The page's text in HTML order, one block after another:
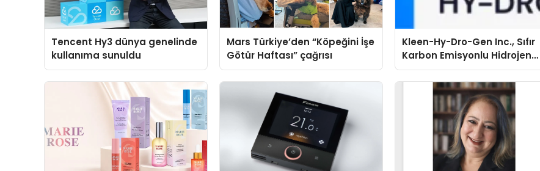
Tencent Hy3 dünya genelinde
kullanıma sunuldu
Mars Türkiye’den “Köpeğini İşe
Götür Haftası” çağrısı
Kleen-Hy-Dro-Gen Inc., Sıfır
Karbon Emisyonlu Hidrojen
Isıtma Teknolojisinde ISO ve
TSSA Düzenleyici Onaylarını